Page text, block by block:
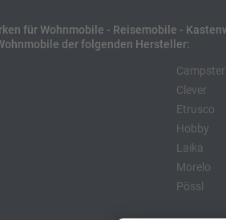
für Wohnmobile - Reisemobile -
der folgenden Hersteller:
Campster
Clever
Etrusco
Hobby
Laika
Morelo
Pössl